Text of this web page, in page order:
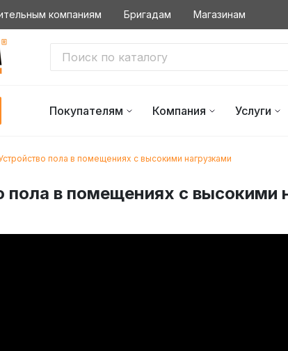
компаниям Бригадам Магазинам
Покупателям Компания Услуги
пола в помещениях с высокими нагрузками
пола в помещениях с высокими